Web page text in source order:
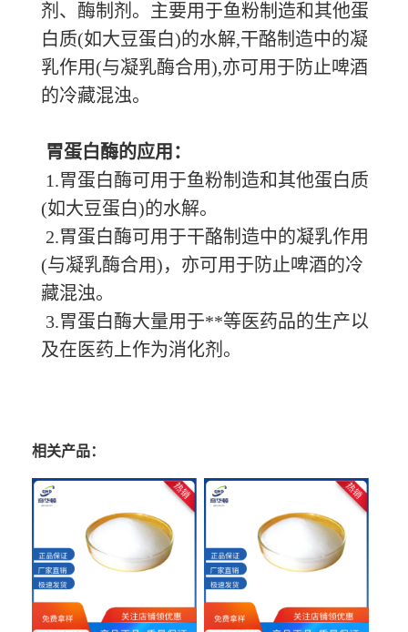
剂、酶制剂。主要用于鱼粉制造和其他蛋
白质(如大豆蛋白)的水解,干酪制造中的凝
乳作用(与凝乳酶合用),亦可用于防止啤酒
的冷藏混浊。
胃蛋白酶的应用：
1.胃蛋白酶可用于鱼粉制造和其他蛋白质
(如大豆蛋白)的水解。
2.胃蛋白酶可用于干酪制造中的凝乳作用
(与凝乳酶合用)，亦可用于防止啤酒的冷
藏混浊。
3.胃蛋白酶大量用于**等医药品的生产以
及在医药上作为消化剂。
相关产品：